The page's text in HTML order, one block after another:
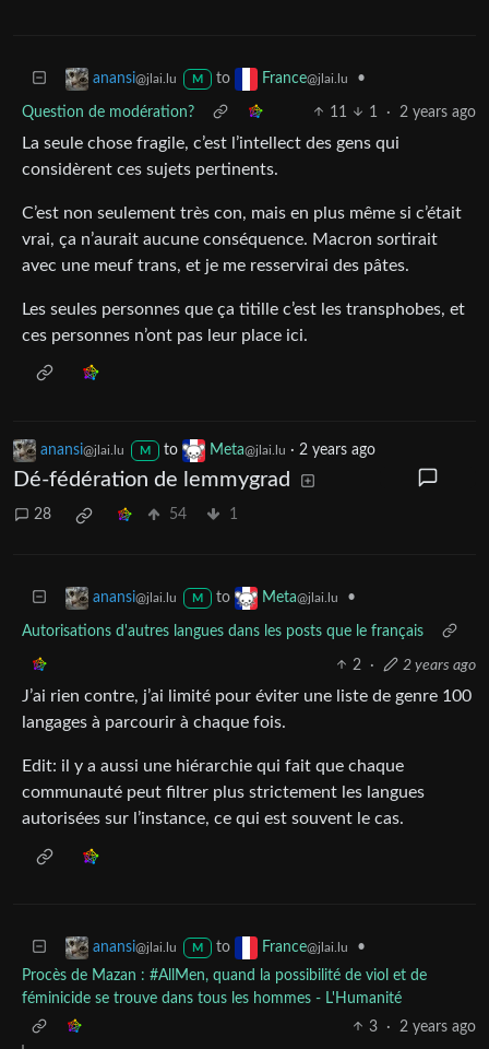
anansi@jlai.lu M to France@jlai.lu •
Question de modération? 11 1 · 2 years ago
La seule chose fragile, c’est l’intellect des gens qui
considèrent ces sujets pertinents.
C’est non seulement très con, mais en plus même si c’était
vrai, ça n’aurait aucune conséquence. Macron sortirait
avec une meuf trans, et je me resservirai des pâtes.
Les seules personnes que ça titille c’est les transphobes, et
ces personnes n’ont pas leur place ici.
anansi@jlai.lu M to Meta@jlai.lu · 2 years ago
Dé-fédération de lemmygrad
28 54 1
anansi@jlai.lu M to Meta@jlai.lu •
Autorisations d'autres langues dans les posts que le français
2 · 2 years ago
J’ai rien contre, j’ai limité pour éviter une liste de genre 100
langages à parcourir à chaque fois.
Edit: il y a aussi une hiérarchie qui fait que chaque
communauté peut filtrer plus strictement les langues
autorisées sur l’instance, ce qui est souvent le cas.
anansi@jlai.lu M to France@jlai.lu
•
Procès de Mazan : #AllMen, quand la possibilité de viol et de
féminicide se trouve dans tous les hommes - L'Humanité
3
· 2 years ago